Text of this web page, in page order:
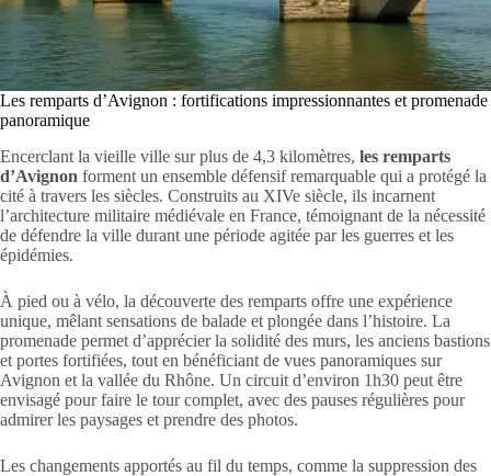
Les remparts d’Avignon : fortifications impressionnantes et promenade
panoramique
Encerclant la vieille ville sur plus de 4,3 kilomètres, les remparts
d’Avignon forment un ensemble défensif remarquable qui a protégé la
cité à travers les siècles. Construits au XIVe siècle, ils incarnent
l’architecture militaire médiévale en France, témoignant de la nécessité
de défendre la ville durant une période agitée par les guerres et les
épidémies.
À pied ou à vélo, la découverte des remparts offre une expérience
unique, mêlant sensations de balade et plongée dans l’histoire. La
promenade permet d’apprécier la solidité des murs, les anciens bastions
et portes fortifiées, tout en bénéficiant de vues panoramiques sur
Avignon et la vallée du Rhône. Un circuit d’environ 1h30 peut être
envisagé pour faire le tour complet, avec des pauses régulières pour
admirer les paysages et prendre des photos.
Les changements apportés au fil du temps, comme la suppression des